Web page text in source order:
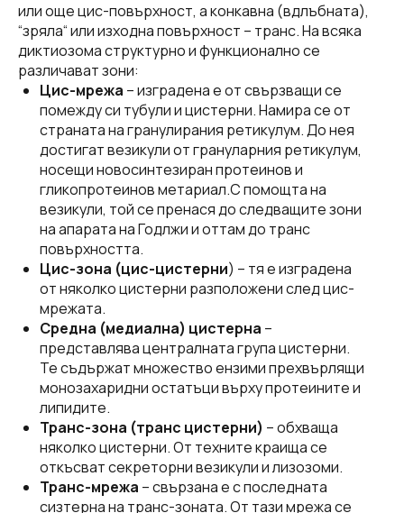
или още цис-повърхност, а конкавна (вдлъбната),
“зряла“ или изходна повърхност – транс. На всяка
диктиозома структурно и функционално се
различават зони:
Цис-мрежа – изградена е от свързващи се
помежду си тубули и цистерни. Намира се от
страната на гранулирания ретикулум. До нея
достигат везикули от грануларния ретикулум,
носещи новосинтезиран протеинов и
гликопротеинов метариал.С помощта на
везикули, той се пренася до следващите зони
на апарата на Годлжи и оттам до транс
повърхността.
Цис-зона (цис-цистерни) – тя е изградена
от няколко цистерни разположени след цис-
мрежата.
Средна (медиална) цистерна –
представлява централната група цистерни.
Те съдържат множество ензими прехвърлящи
монозахаридни остатъци върху протеините и
липидите.
Транс-зона (транс цистерни) – обхваща
няколко цистерни. От техните краища се
откъсват секреторни везикули и лизозоми.
Транс-мрежа – свързана е с последната
сизтерна на транс-зоната. От тази мрежа се